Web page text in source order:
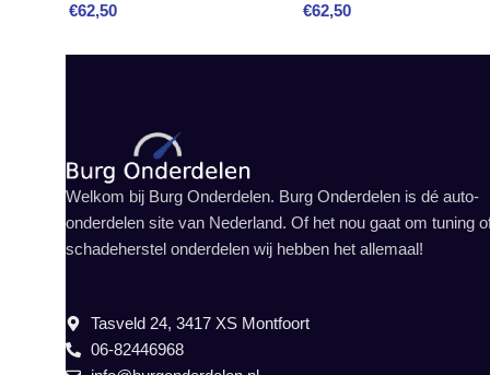
€62,50 €62,50
Welkom bij Burg Onderdelen. Burg Onderdelen is dé auto-
onderdelen site van Nederland. Of het nou gaat om tuning
schadeherstel onderdelen wij hebben het allemaal!
Tasveld 24, 3417 XS Montfoort
06-82446968